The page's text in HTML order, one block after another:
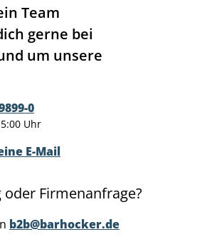
Team
gerne bei
um unsere
0
Uhr
E-Mail
Firmenanfrage?
b2b@barhocker.de